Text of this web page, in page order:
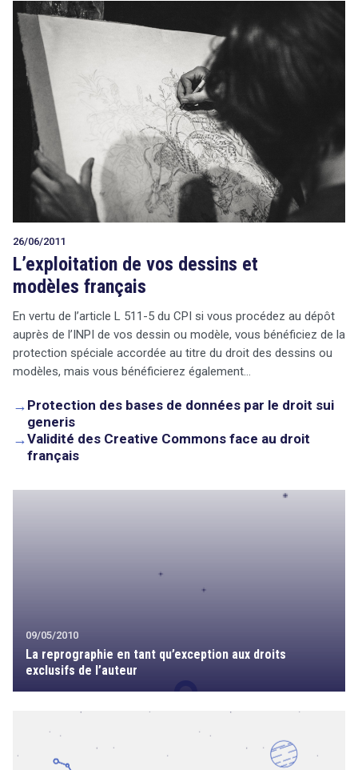
26/06/2011
L’exploitation de vos dessins et
modèles français
En vertu de l’article L 511-5 du CPI si vous procédez au dépôt
auprès de l’INPI de vos dessin ou modèle, vous bénéficiez de la
protection spéciale accordée au titre du droit des dessins ou
modèles, mais vous bénéficierez également…
→ Protection des bases de données par le droit sui
generis
→Validité des Creative Commons face au droit
français
09/05/2010
La reprographie en tant qu’exception aux droits
exclusifs de l’auteur